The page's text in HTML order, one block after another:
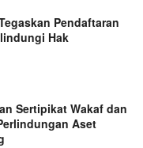
Pendaftaran
Hak
Sertipikat Wakaf dan
Aset